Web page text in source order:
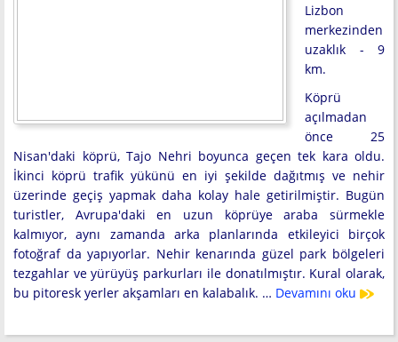
Lizbon
merkezinden
uzaklık - 9
km.
Köprü
açılmadan
önce 25
Nisan'daki köprü, Tajo Nehri boyunca geçen tek kara oldu.
İkinci köprü trafik yükünü en iyi şekilde dağıtmış ve nehir
üzerinde geçiş yapmak daha kolay hale getirilmiştir. Bugün
turistler, Avrupa'daki en uzun köprüye araba sürmekle
kalmıyor, aynı zamanda arka planlarında etkileyici birçok
fotoğraf da yapıyorlar. Nehir kenarında güzel park bölgeleri
tezgahlar ve yürüyüş parkurları ile donatılmıştır. Kural olarak,
bu pitoresk yerler akşamları en kalabalık. … Devamını oku